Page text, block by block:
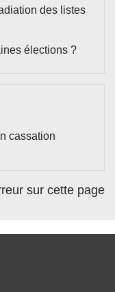
des listes
élections ?
cassation
sur cette page